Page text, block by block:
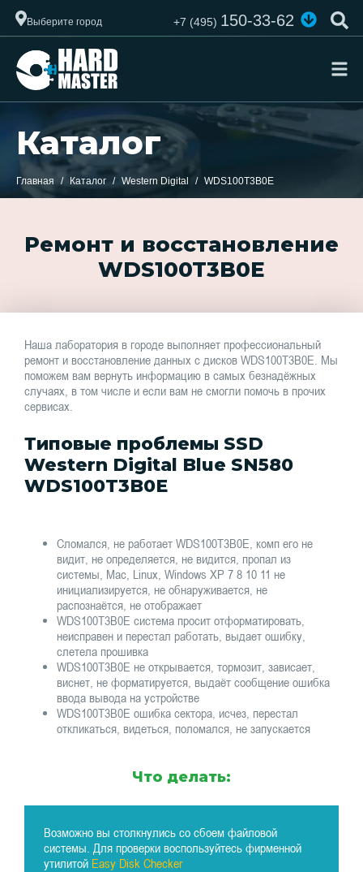
Выберите город +7 (495)150-33-62
Каталог
Главная Каталог Western Digital WDS100T3B0E
Ремонт и восстановление
WDS100T3B0E
Наша лаборатория в городе выполняет профессиональный
ремонт и восстановление данных с дисков WDS100T3B0E. Мы
поможем вам вернуть информацию в самых безнадёжных
случаях, в том числе и если вам не смогли помочь в прочих
сервисах.
Типовые проблемы SSD
Western Digital Blue SN580
WDS100T3B0E
Сломался, не работает WDS100T3B0E, комп его не
видит, не определяется, не видится, пропал из
системы, Mac, Linux, Windows XP 7 8 10 11 не
инициализируется, не обнаруживается, не
распознаётся, не отображает
WDS100T3B0E система просит отформатировать,
неисправен и перестал работать, выдает ошибку,
слетела прошивка
WDS100T3B0E не открывается, тормозит, зависает,
виснет, не форматируется, выдаёт сообщение ошибка
ввода вывода на устройстве
WDS100T3B0E ошибка сектора, исчез, перестал
откликаться, видеться, поломался, не запускается
Что делать:
Возможно вы столкнулись со сбоем файловой
системы. Для проверки воспользуйтесь фирменной
утилитой Easy Disk Checker